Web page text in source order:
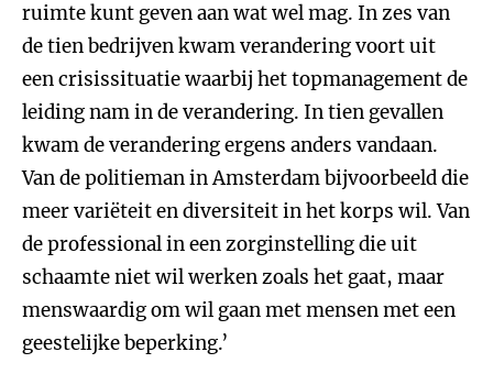
ruimte kunt geven aan wat wel mag. In zes van
de tien bedrijven kwam verandering voort uit
een crisissituatie waarbij het topmanagement de
leiding nam in de verandering. In tien gevallen
kwam de verandering ergens anders vandaan.
Van de politieman in Amsterdam bijvoorbeeld die
meer variëteit en diversiteit in het korps wil. Van
de professional in een zorginstelling die uit
schaamte niet wil werken zoals het gaat, maar
menswaardig om wil gaan met mensen met een
geestelijke beperking.’